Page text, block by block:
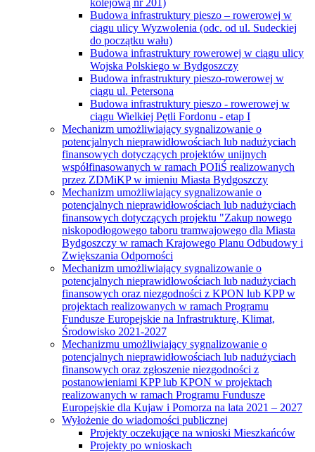
Budowa infrastruktury pieszo – rowerowej w
ciągu ulicy Wyzwolenia (odc. od ul. Sudeckiej
do początku wału)
Budowa infrastruktury rowerowej w ciągu ulicy
Wojska Polskiego w Bydgoszczy
Budowa infrastruktury pieszo-rowerowej w
ciągu ul. Petersona
Budowa infrastruktury pieszo - rowerowej w
ciągu Wielkiej Pętli Fordonu - etap I
Mechanizm umożliwiający sygnalizowanie o
potencjalnych nieprawidłowościach lub nadużyciach
finansowych dotyczących projektów unijnych
współfinasowanych w ramach POIiŚ realizowanych
przez ZDMiKP w imieniu Miasta Bydgoszczy
Mechanizm umożliwiający sygnalizowanie o
potencjalnych nieprawidłowościach lub nadużyciach
finansowych dotyczących projektu "Zakup nowego
niskopodłogowego taboru tramwajowego dla Miasta
Bydgoszczy w ramach Krajowego Planu Odbudowy i
Zwiększania Odporności
Mechanizm umożliwiający sygnalizowanie o
potencjalnych nieprawidłowościach lub nadużyciach
finansowych oraz niezgodności z KPON lub KPP w
projektach realizowanych w ramach Programu
Fundusze Europejskie na Infrastrukturę, Klimat,
Środowisko 2021-2027
Mechanizmu umożliwiający sygnalizowanie o
potencjalnych nieprawidłowościach lub nadużyciach
finansowych oraz zgłoszenie niezgodności z
postanowieniami KPP lub KPON w projektach
realizowanych w ramach Programu Fundusze
Europejskie dla Kujaw i Pomorza na lata 2021 – 2027
Wyłożenie do wiadomości publicznej
Projekty oczekujące na wnioski Mieszkańców
Projekty po wnioskach